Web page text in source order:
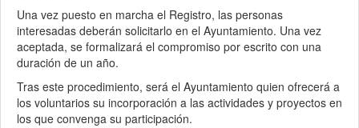
Una vez puesto en marcha el Registro, las personas
interesadas deberán solicitarlo en el Ayuntamiento. Una vez
aceptada, se formalizará el compromiso por escrito con una
duración de un año.
Tras este procedimiento, será el Ayuntamiento quien ofrecerá a
los voluntarios su incorporación a las actividades y proyectos en
los que convenga su participación.